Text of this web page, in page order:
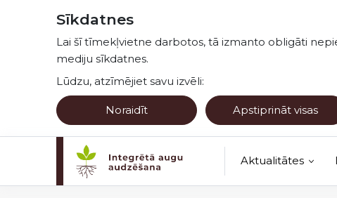
Sīkdatnes
Lai šī tīmekļvietne darbotos, tā izmanto obligāti
mediju sīkdatnes.
Lūdzu, atzīmējiet savu izvēli:
Noraidīt Apstiprināt visas
Aktualitātes